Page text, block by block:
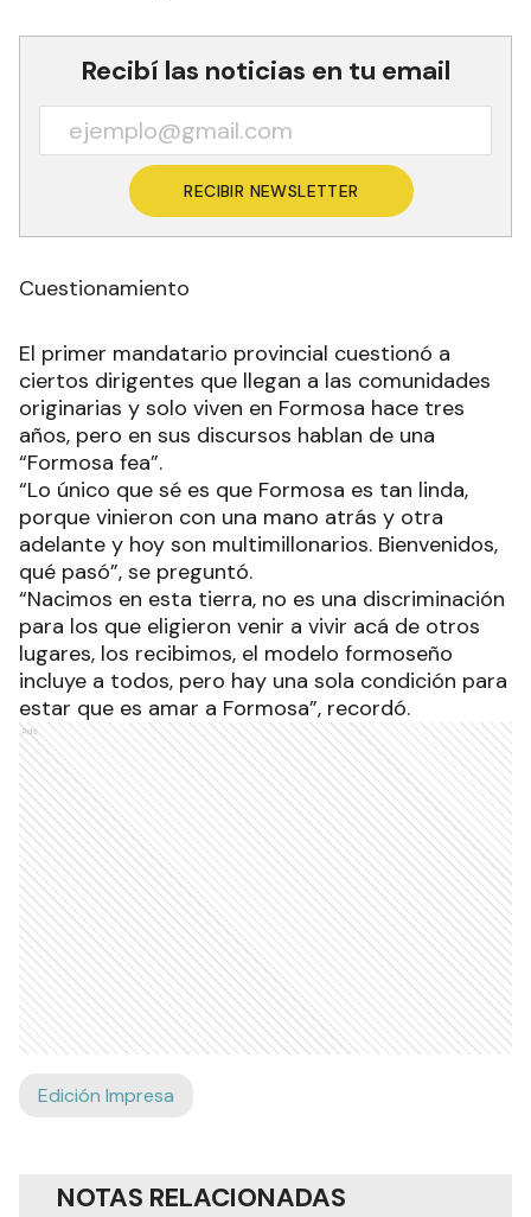
Recibí las noticias en tu email
RECIBIR NEWSLETTER
Cuestionamiento
El primer mandatario provincial cuestionó a
ciertos dirigentes que llegan a las comunidades
originarias y solo viven en Formosa hace tres
años, pero en sus discursos hablan de una
“Formosa fea”.
“Lo único que sé es que Formosa es tan linda,
porque vinieron con una mano atrás y otra
adelante y hoy son multimillonarios. Bienvenidos,
qué pasó”, se preguntó.
“Nacimos en esta tierra, no es una discriminación
para los que eligieron venir a vivir acá de otros
lugares, los recibimos, el modelo formoseño
incluye a todos, pero hay una sola condición para
estar que es amar a Formosa”, recordó.
Ads
Edición Impresa
NOTAS RELACIONADAS